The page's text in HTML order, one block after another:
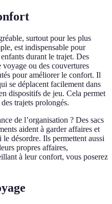
surtout pour les plus
est indispensable pour
durant le trajet. Des
voyage ou des couvertures
pour améliorer le confort. Il
se déplacent facilement dans
dispositifs de jeu. Cela permet
trajets prolongés.
de l’organisation ? Des sacs
aident à garder affaires et
désordre. Ils permettent aussi
propres affaires,
à leur confort, vous poserez